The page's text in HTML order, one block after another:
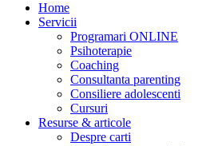
Home
Servicii
Programari ONLINE
Psihoterapie
Coaching
Consultanta parenting
Consiliere adolescenti
Cursuri
Resurse & articole
Despre carti